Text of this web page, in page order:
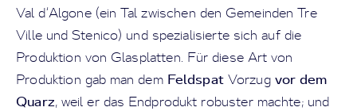
Val d‘Algone (ein Tal zwischen den Gemeinden Tre
Ville und Stenico) und spezialisierte sich auf die
Produktion von Glasplatten. Für diese Art von
Produktion gab man dem Feldspat Vorzug vor dem
Quarz, weil er das Endprodukt robuster machte; und